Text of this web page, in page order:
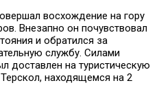
восхождение на гору
Внезапно он почувствовал
и обратился за
службу. Силами
доставлен на туристическую
находящемся на 2